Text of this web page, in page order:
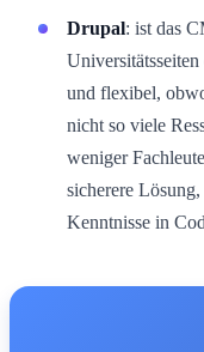
Drupal: ist das
und flexibel,
nicht so viele
weniger
sicherere
Kenntnisse in